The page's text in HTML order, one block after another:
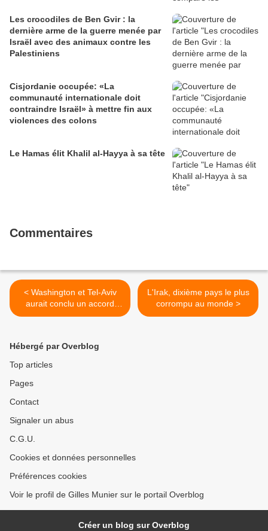
Les crocodiles de Ben Gvir : la
dernière arme de la guerre menée par
Israël avec des animaux contre les
Palestiniens
Cisjordanie occupée: «La
communauté internationale doit
contraindre Israël» à mettre fin aux
violences des colons
Le Hamas élit Khalil al-Hayya à sa tête
Commentaires
< Washington et Tel-Aviv
aurait conclu un accord
secret contre l’Iran
L'Irak, dixième pays le plus
corrompu au monde >
Hébergé par Overblog
Top articles
Pages
Contact
Signaler un abus
C.G.U.
Cookies et données personnelles
Préférences cookies
Voir le profil de Gilles Munier sur le portail Overblog
Créer un blog sur Overblog